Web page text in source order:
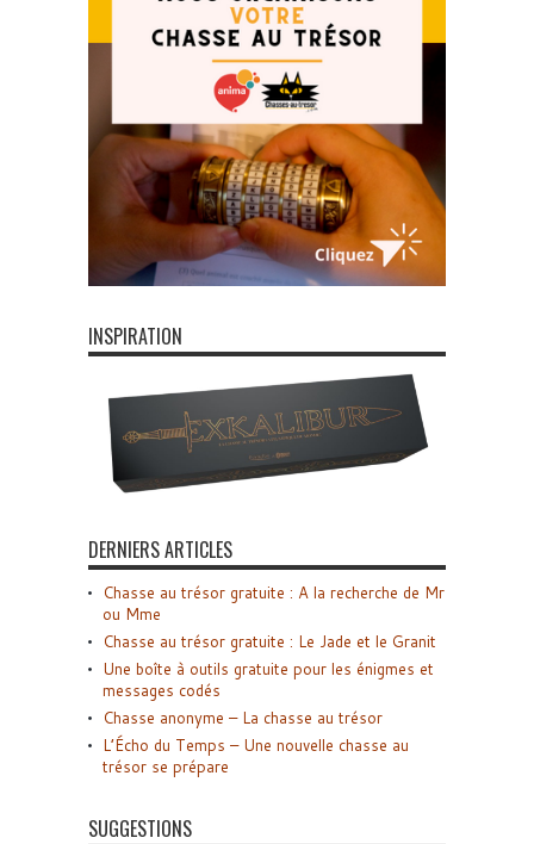
INSPIRATION
DERNIERS ARTICLES
Chasse au trésor gratuite : A la recherche de Mr
ou Mme
Chasse au trésor gratuite : Le Jade et le Granit
Une boîte à outils gratuite pour les énigmes et
messages codés
Chasse anonyme – La chasse au trésor
L’Écho du Temps – Une nouvelle chasse au
trésor se prépare
SUGGESTIONS